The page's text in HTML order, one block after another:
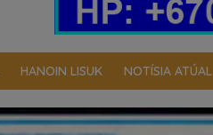
HANOIN LISUK NOTÍSIA ATÚAL